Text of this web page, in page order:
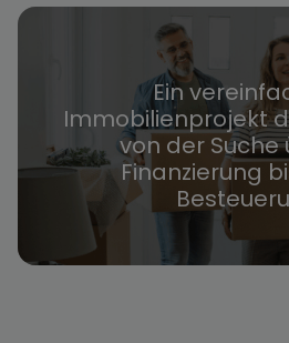
Ein
Immobilienprojekt
von der Suche
Finanzierung